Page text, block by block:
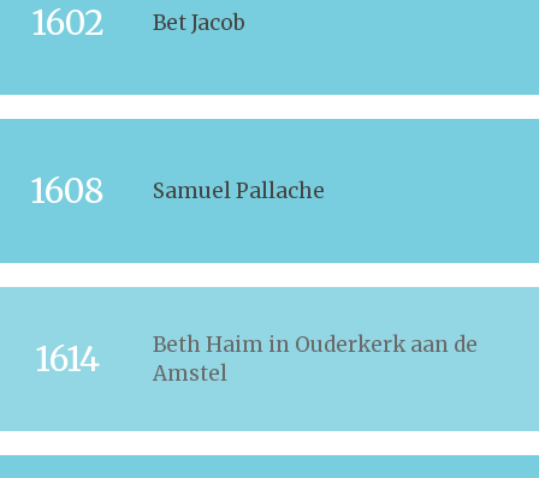
1602 Bet Jacob
1608 Samuel Pallache
1614
Beth Haim in Ouderkerk aan de
Amstel